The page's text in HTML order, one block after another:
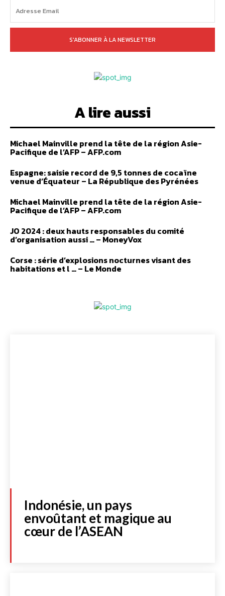
S'ABONNER À LA NEWSLETTER
A lire aussi
Michael Mainville prend la tête de la région Asie-
Pacifique de l’AFP – AFP.com
Espagne: saisie record de 9,5 tonnes de cocaïne
venue d’Équateur – La République des Pyrénées
Michael Mainville prend la tête de la région Asie-
Pacifique de l’AFP – AFP.com
JO 2024 : deux hauts responsables du comité
d’organisation aussi … – MoneyVox
Corse : série d’explosions nocturnes visant des
habitations et l … – Le Monde
Indonésie, un pays
envoûtant et magique au
cœur de l’ASEAN